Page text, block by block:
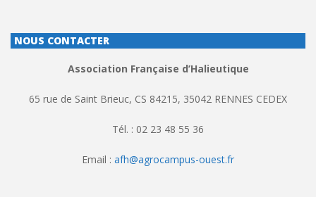
NOUS CONTACTER
Association Française d’Halieutique
65 rue de Saint Brieuc, CS 84215, 35042 RENNES CEDEX
Tél. : 02 23 48 55 36
Email : afh@agrocampus-ouest.fr